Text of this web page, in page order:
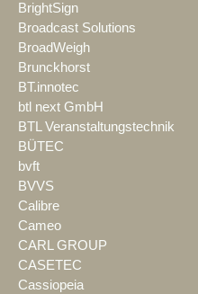
BrightSign
Broadcast Solutions
BroadWeigh
Brunckhorst
BT.innotec
btl next GmbH
BTL Veranstaltungstechnik
BÜTEC
bvft
BVVS
Calibre
Cameo
CARL GROUP
CASETEC
Cassiopeia